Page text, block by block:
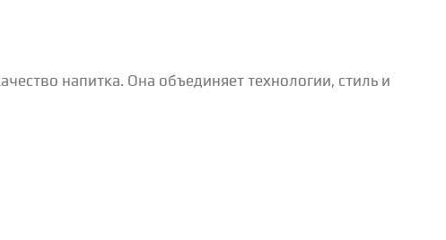
напитка. Она объединяет технологии, стиль и